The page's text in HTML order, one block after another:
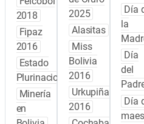
2018
Fipaz
2016
Estado
Plurinacional
Minería
en
2025
Alasitas
Miss
Bolivia
2016
Urkupiña
2016
Día
la
Día
del
Día